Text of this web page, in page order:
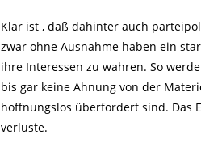
Klar ist , daß dahinter auch
zwar ohne Ausnahme haben ein
ihre Interessen zu wahren. So
bis gar keine Ahnung von der
hoffnungslos überfordert sind. Das
verluste.